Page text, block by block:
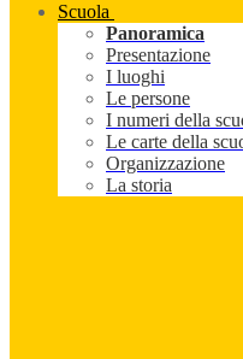
Scuola
Panoramica
Presentazione
I luoghi
Le persone
I numeri della
Le carte della
Organizzazione
La storia